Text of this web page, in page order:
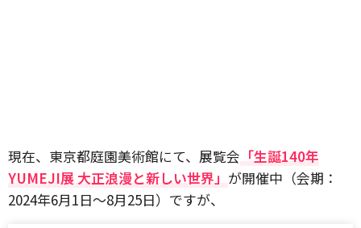
現在、東京都庭園美術館にて、展覧会 「生誕140年
YUMEJI展 大正浪漫と新しい世界」 が開催中（会期：
2024年6月1日～8月25日）ですが、